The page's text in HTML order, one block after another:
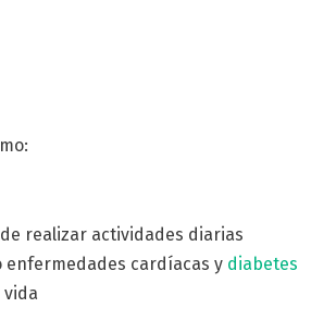
realizar actividades diarias
enfermedades cardíacas y diabetes
vida